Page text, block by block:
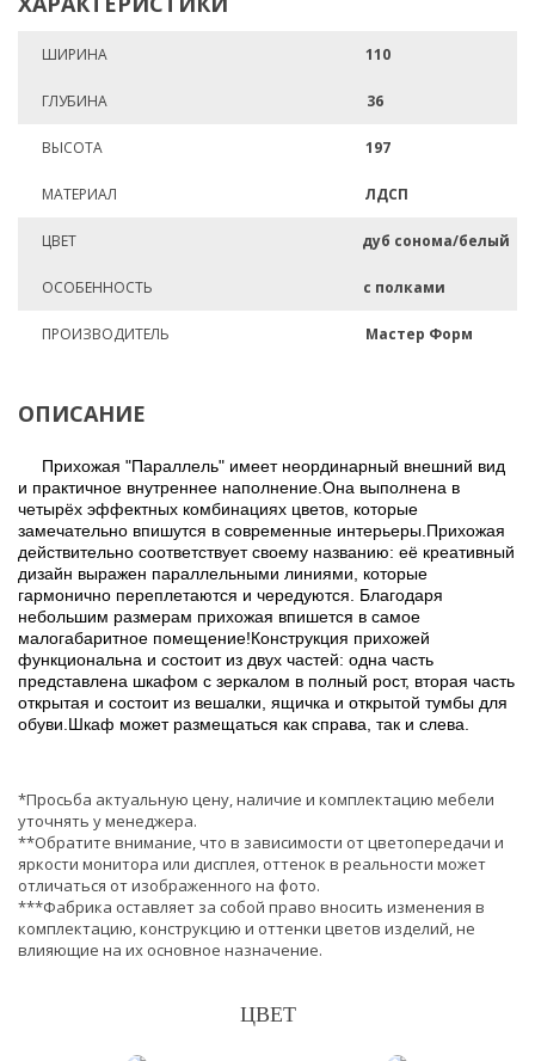
ШИРИНА 110
ГЛУБИНА 36
ВЫСОТА 197
МАТЕРИАЛ ЛДСП
ЦВЕТ дуб сонома/белый
ОСОБЕННОСТЬ с полками
ПРОИЗВОДИТЕЛЬ Мастер Форм
ОПИСАНИЕ
Прихожая "Параллель" имеет неординарный внешний вид
и практичное внутреннее наполнение.Она выполнена в
четырёх эффектных комбинациях цветов, которые
замечательно впишутся в современные интерьеры.Прихожая
действительно соответствует своему названию: её креативный
дизайн выражен параллельными линиями, которые
гармонично переплетаются и чередуются. Благодаря
небольшим размерам прихожая впишется в самое
малогабаритное помещение!Конструкция прихожей
функциональна и состоит из двух частей: одна часть
представлена шкафом с зеркалом в полный рост, вторая часть
открытая и состоит из вешалки, ящичка и открытой тумбы для
обуви.Шкаф может размещаться как справа, так и слева.
*Просьба актуальную цену, наличие и комплектацию мебели
уточнять у менеджера.
**Обратите внимание, что в зависимости от цветопередачи и
яркости монитора или дисплея, оттенок в реальности может
отличаться от изображенного на фото.
***Фабрика оставляет за собой право вносить изменения в
комплектацию, конструкцию и оттенки цветов изделий, не
влияющие на их основное назначение.
ЦВЕТ